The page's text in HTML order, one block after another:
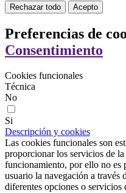
Rechazar todo Acepto
Preferencias de
Consentimiento
Cookies funcionales
Técnica
No
Si
Descripción y cookies
Las cookies funcionales son
proporcionar los servicios de
funcionamiento, por ello no es
usuario la navegación a través
diferentes opciones o servicios